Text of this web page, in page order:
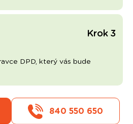
Krok 3
DPD, který vás bude
840 550 650